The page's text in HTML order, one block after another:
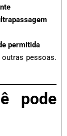
permitida
pessoas.
pode